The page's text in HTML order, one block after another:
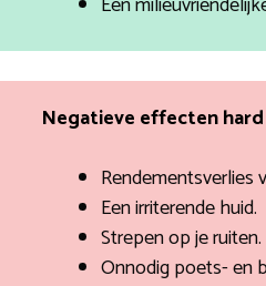
Negatieve effecten
Rendementsverlies
Een irriterende huid.
Strepen op je ruiten.
Onnodig poets- en